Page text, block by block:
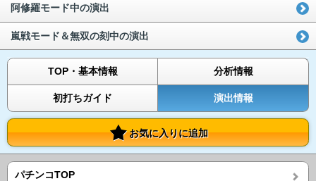
阿修羅モード中の演出
嵐戦モード＆無双の刻中の演出
TOP・基本情報 分析情報
初打ちガイド 演出情報
お気に入りに追加
パチンコTOP